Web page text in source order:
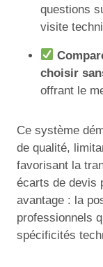
questions
visite
choisir
offrant le
Ce système
de qualité,
favorisant la
écarts de devis
avantage : la
professionnels
spécificités